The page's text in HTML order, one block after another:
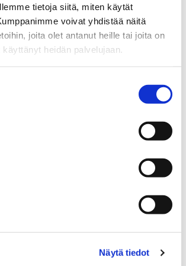
tietoja siitä, miten käytät
voivat yhdistää näitä
joita olet antanut heille tai joita on
heidän palvelujaan.
Näytä tiedot
its popularity, VR and its
somewhat a mystery to some.
our expert answers to frequently
concerning virtual reality.